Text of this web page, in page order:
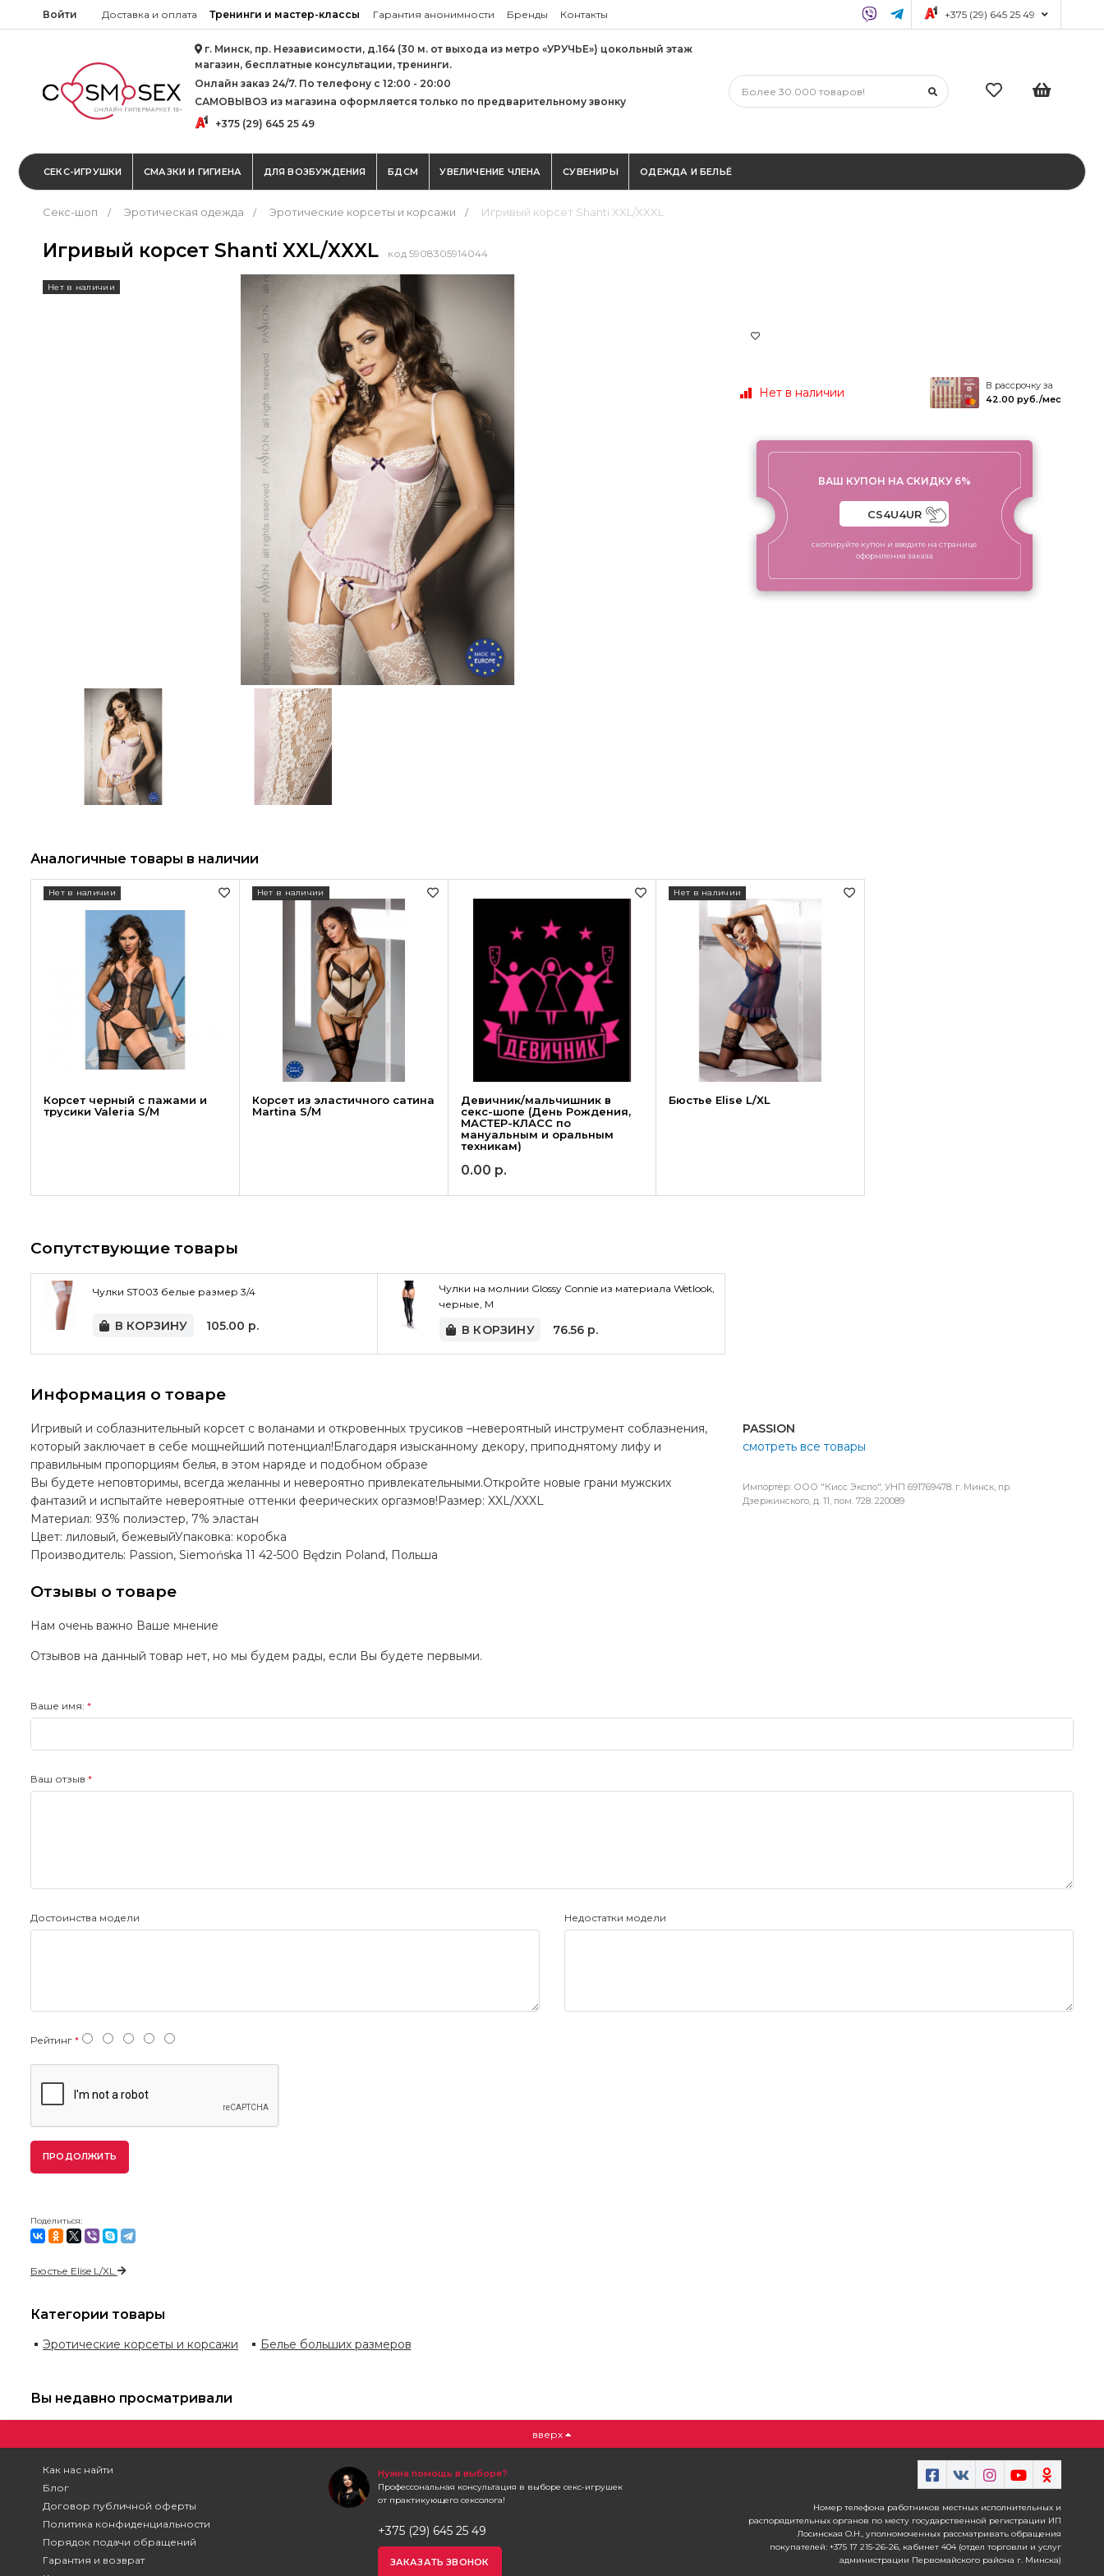
Войти Доставка и оплата Тренинги и мастер-классы Гарантия анонимности Бренды Контакты +375 (29) 645 25 49
г. Минск, пр. Независимости, д.164 (30 м. от выхода из метро «УРУЧЬЕ») цокольный этаж
магазин, бесплатные консультации, тренинги.
Онлайн заказ 24/7. По телефону с 12:00 - 20:00
САМОВЫВОЗ из магазина оформляется только по предварительному звонку
+375 (29) 645 25 49
СЕКС-ИГРУШКИ СМАЗКИ И ГИГИЕНА ДЛЯ ВОЗБУЖДЕНИЯ БДСМ УВЕЛИЧЕНИЕ ЧЛЕНА СУВЕНИРЫ ОДЕЖДА И БЕЛЬЁ
Секс-шоп Эротическая одежда Эротические корсеты и корсажи Игривый корсет Shanti XXL/XXXL
Игривый корсет Shanti XXL/XXXL код 5908305914044
Нет в наличии
Нет в наличии
В рассрочку за
42.00 руб./мес
ВАШ КУПОН НА СКИДКУ 6%
скопируйте купон и введите на странице
оформления заказа
Аналогичные товары в наличии
Корсет черный с пажами и
трусики Valeria S/M
Нет в наличии
Корсет из эластичного сатина
Martina S/M
Нет в наличии
Девичник/мальчишник в
секс-шопе (День Рождения,
МАСТЕР-КЛАСС по
мануальным и оральным
техникам)
0.00 р.
Бюстье Elise L/XL
Нет в наличии
Сопутствующие товары
Чулки ST003 белые размер 3/4
В КОРЗИНУ 105.00 р.
Чулки на молнии Glossy Connie из материала Wetlook,
черные, M
В КОРЗИНУ 76.56 р.
Информация о товаре
Игривый и соблазнительный корсет с воланами и откровенных трусиков –невероятный инструмент соблазнения,
который заключает в себе мощнейший потенциал!Благодаря изысканному декору, приподнятому лифу и
правильным пропорциям белья, в этом наряде и подобном образе
Вы будете неповторимы, всегда желанны и невероятно привлекательными.Откройте новые грани мужских
фантазий и испытайте невероятные оттенки феерических оргазмов!Размер: XXL/XXXL
Материал: 93% полиэстер, 7% эластан
Цвет: лиловый, бежевыйУпаковка: коробка
Производитель: Passion, Siemońska 11 42-500 Będzin Poland, Польша
PASSION
смотреть все товары
Импортёр: ООО "Кисс Экспо", УНП 691769478. г. Минск, пр.
Дзержинского, д. 11, пом. 728. 220089
Отзывы о товаре
Нам очень важно Ваше мнение
Отзывов на данный товар нет, но мы будем рады, если Вы будете первыми.
Ваше имя:
Ваш отзыв
Достоинства модели Недостатки модели
Рейтинг
ПРОДОЛЖИТЬ
Поделиться:
Бюстье Elise L/XL
Категории товары
Эротические корсеты и корсажи Белье больших размеров
Вы недавно просматривали
вверх
Как нас найти
Блог
Договор публичной оферты
Политика конфиденциальности
Порядок подачи обращений
Гарантия и возврат
Нужна помощь в выборе?
Профессональная консультация в выборе секс-игрушек
от практикующего сексолога!
+375 (29) 645 25 49
ЗАКАЗАТЬ ЗВОНОК
Номер телефона работников местных исполнительных и
распорядительных органов по месту государственной регистрации ИП
Лосинская О.Н., уполномоченных рассматривать обращения
покупателей: +375 17 215-26-26, кабинет 404 (отдел торговли и услуг
администрации Первомайского района г. Минска)